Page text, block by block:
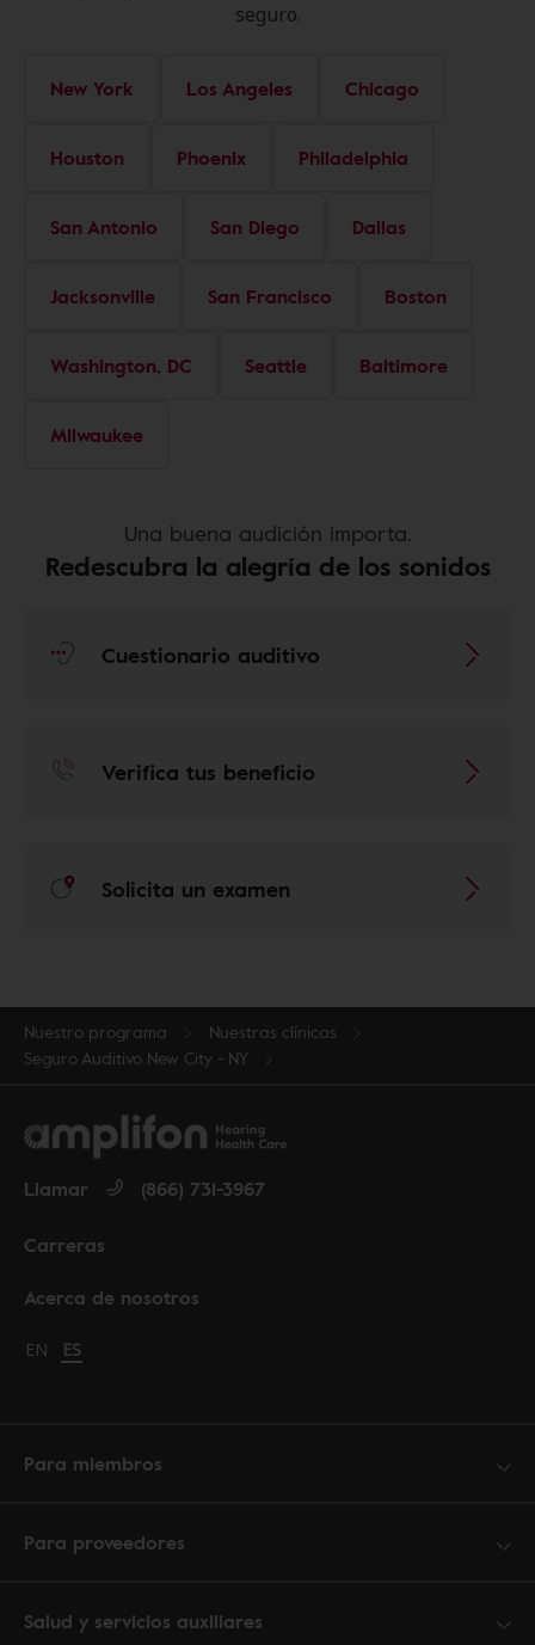
seguro.
New York Los Angeles Chicago
Houston Phoenix Philadelphia
San Antonio San Diego Dallas
Jacksonville San Francisco Boston
Washington, DC Seattle Baltimore
Milwaukee
Una buena audición importa.
Redescubra la alegría de los sonidos
Cuestionario auditivo
Verifica tus beneficio
Solicita un examen
Nuestro programa
Nuestras clínicas
Seguro Auditivo New City - NY
Acerca de nosotros
Carreras
Llamar (866) 731-3967
Change language to English
EN Cambiar idioma a español
ES
Para miembros
Para proveedores
Salud y servicios auxiliares